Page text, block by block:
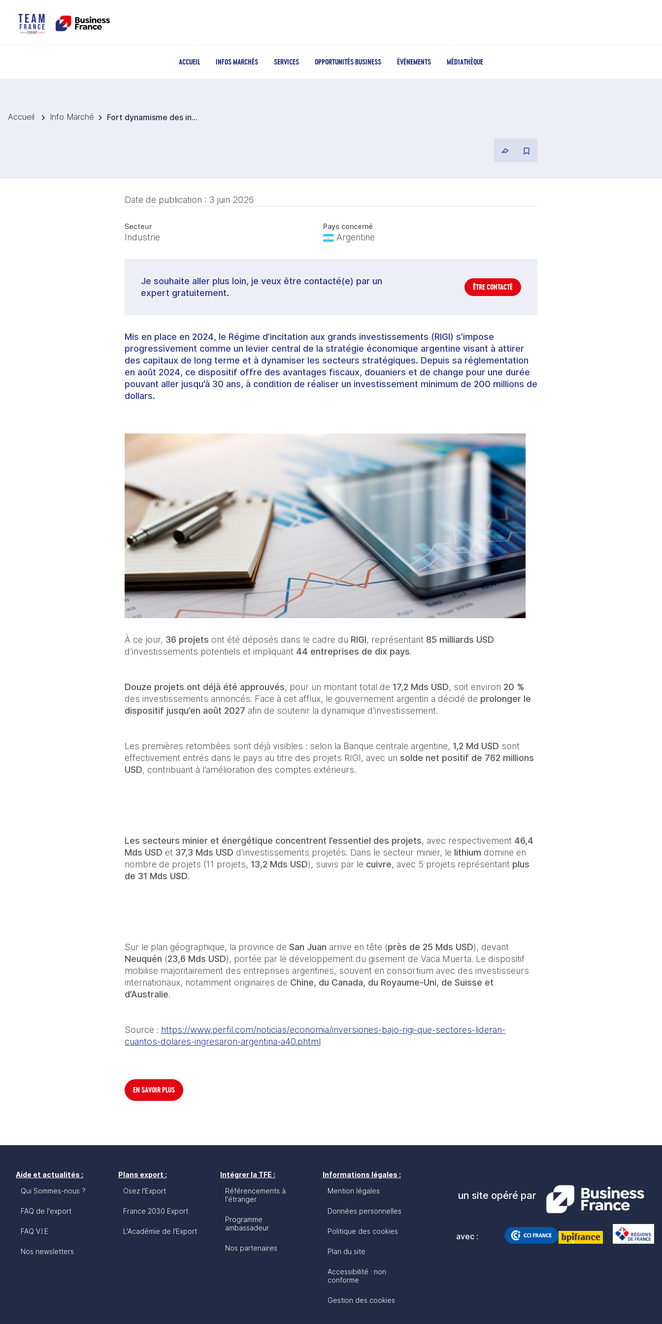
ACCUEIL INFOS MARCHÉS SERVICES OPPORTUNITÉS BUSINESS ÉVÉNEMENTS MÉDIATHÈQUE
Accueil Info Marché Fort dynamisme des investissements en Argentine sous le régime RIGI (Régime d’incitation aux grands investissements)
Date de publication : 3 juin 2026
Secteur
Industrie
Pays concerné
Argentine
Je souhaite aller plus loin, je veux être contacté(e) par un
expert gratuitement.
ÊTRE CONTACTÉ
Mis en place en 2024, le Régime d’incitation aux grands investissements (RIGI) s’impose
progressivement comme un levier central de la stratégie économique argentine visant à attirer
des capitaux de long terme et à dynamiser les secteurs stratégiques. Depuis sa réglementation
en août 2024, ce dispositif offre des avantages fiscaux, douaniers et de change pour une durée
pouvant aller jusqu’à 30 ans, à condition de réaliser un investissement minimum de 200 millions de
dollars.
À ce jour, 36 projets ont été déposés dans le cadre du RIGI, représentant 85 milliards USD
d’investissements potentiels et impliquant 44 entreprises de dix pays.
Douze projets ont déjà été approuvés, pour un montant total de 17,2 Mds USD, soit environ 20 %
des investissements annoncés. Face à cet afflux, le gouvernement argentin a décidé de prolonger le
dispositif jusqu’en août 2027 afin de soutenir la dynamique d’investissement.
Les premières retombées sont déjà visibles : selon la Banque centrale argentine, 1,2 Md USD sont
effectivement entrés dans le pays au titre des projets RIGI, avec un solde net positif de 762 millions
USD, contribuant à l’amélioration des comptes extérieurs.
Les secteurs minier et énergétique concentrent l’essentiel des projets, avec respectivement 46,4
Mds USD et 37,3 Mds USD d’investissements projetés. Dans le secteur minier, le lithium domine en
nombre de projets (11 projets, 13,2 Mds USD), suivis par le cuivre, avec 5 projets représentant plus
de 31 Mds USD.
Sur le plan géographique, la province de San Juan arrive en tête (près de 25 Mds USD
Neuquén (23,6 Mds USD), portée par le développement du gisement de Vaca Muerta. Le dispositif
mobilise majoritairement des entreprises argentines, souvent en consortium avec des investisseurs
internationaux, notamment originaires de Chine, du Canada, du Royaume-Uni, de Suisse et
d’Australie.
Source : https://www.perfil.com/noticias/economia/inversiones-bajo-rigi-que-sectores-lideran-
cuantos-dolares-ingresaron-argentina-a40.phtml
EN SAVOIR PLUS
Aide et actualités :
Qui Sommes-nous ?
FAQ de l'export
FAQ V.I.E
Nos newsletters
Plans export :
Osez l'Export
France 2030 Export
L'Académie de l'Export
Intégrer la TFE :
Référencements à
l'étranger
Programme
ambassadeur
Nos partenaires
Informations légales :
Mention légales
Données personnelles
Politique des cookies
Plan du site
Accessibilité : non
conforme
Gestion des cookies
un site opéré par
avec :